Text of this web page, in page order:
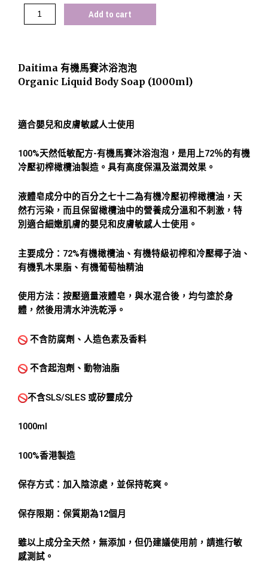
Add to cart
Daitima 有機馬賽沐浴泡泡
Organic Liquid Body Soap (1000ml)
適合嬰兒和皮膚敏感人士使用
100%天然低敏配方-有機馬賽沐浴泡泡，是用上72％的有機
冷壓初榨橄欖油製造。具有高度保濕及滋潤效果。
液體皂成分中的百分之七十二為有機冷壓初榨橄欖油，天
然冇污染，而且保留橄欖油中的營養成分溫和不刺激，特
別適合細嫩肌膚的嬰兒和皮膚敏感人士使用。
主要成分：72%有機橄欖油、有機特級初榨和冷壓椰子油、
有機乳木果脂、有機葡萄柚精油
使用方法：按壓適量液體皂，與水混合後，均勻塗於身
體，然後用清水沖洗乾淨。
不含防腐劑、人造色素及香料
不含起泡劑、動物油脂
不含SLS/SLES 或矽靈成分
1000ml
100%香港製造
保存方式：加入陰涼處，並保持乾爽。
保存限期：保質期為12個月
雖以上成分全天然，無添加，但仍建議使用前，請進行敏
感測試。